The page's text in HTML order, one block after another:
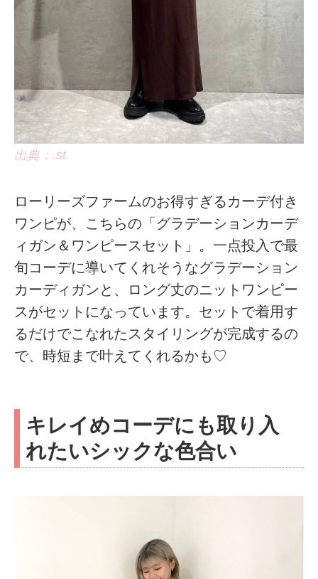
出典：.st
ローリーズファームのお得すぎるカーデ付き
ワンピが、こちらの「グラデーションカーデ
ィガン＆ワンピースセット」。一点投入で最
旬コーデに導いてくれそうなグラデーション
カーディガンと、ロング丈のニットワンピー
スがセットになっています。セットで着用す
るだけでこなれたスタイリングが完成するの
で、時短まで叶えてくれるかも♡
キレイめコーデにも取り入
れたいシックな色合い